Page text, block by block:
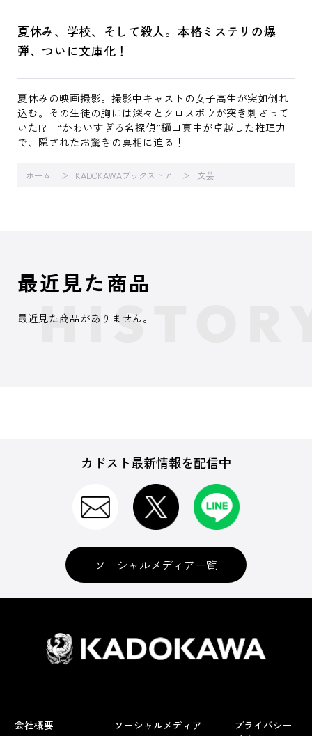
夏休み、学校、そして殺人。本格ミステリの爆
弾、ついに文庫化！
夏休みの映画撮影。撮影中キャストの女子高生が突如倒れ
込む。その生徒の胸には深々とクロスボウが突き刺さって
いた!? “かわいすぎる名探偵”樋口真由が卓越した推理力
で、隠されたお驚きの真相に迫る！
ホーム KADOKAWAブックストア 文芸
最近見た商品
最近見た商品がありません。
カドスト最新情報を配信中
ソーシャルメディア一覧
会社概要 ソーシャルメディア
プライバシー